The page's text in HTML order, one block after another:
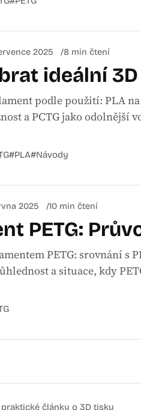
2025 8 min čtení
ideální
podle použití: PLA
a PCTG jako odolnější
#PLA#Návody
2025 10 min čtení
PETG:
PETG: srovnání s
a situace, kdy
články o 3D tisku